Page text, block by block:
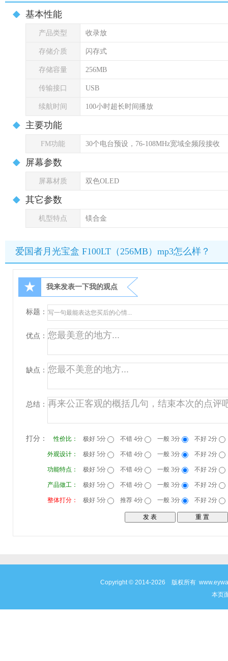
基本性能
产品类型 收录放
存储介质 闪存式
存储容量 256MB
传输接口 USB
续航时间 100小时超长时间播放
主要功能
FM功能 30个电台预设，76-108MHz宽域全频段接收
屏幕参数
屏幕材质 双色OLED
其它参数
机型特点 镁合金
爱国者月光宝盒 F100LT（256MB）mp3怎么样？
★ 我来发表一下我的观点
标题：
优点：
缺点：
总结：
打分： 性价比： 极好 5分 不错 4分 一般 3分 不好 2分
外观设计： 极好 5分 不错 4分 一般 3分 不好 2分
功能特点： 极好 5分 不错 4分 一般 3分 不好 2分
产品做工： 极好 5分 不错 4分 一般 3分 不好 2分
整体打分： 极好 5分 推荐 4分 一般 3分 不好 2分
Copyright © 2014-2026 版权所有
本页